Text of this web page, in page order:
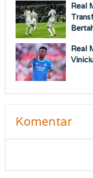
Real
Real
Komentar